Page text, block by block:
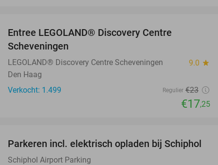
Entree LEGOLAND® Discovery Centre
Scheveningen
LEGOLAND® Discovery Centre Scheveningen 9.0 star
Den Haag
Verkocht: 1.499
Regulier €23
€17,25
11%
Parkeren incl. elektrisch opladen bij Schiphol
Schiphol Airport Parking